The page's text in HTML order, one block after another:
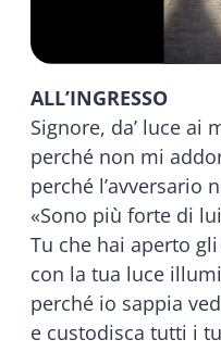
ALL’INGRESSO
Signore, da’ luce ai
perché non mi
perché l’avversario
«Sono più forte di
Tu che hai aperto
con la tua luce
perché io sappia
e custodisca tutti i